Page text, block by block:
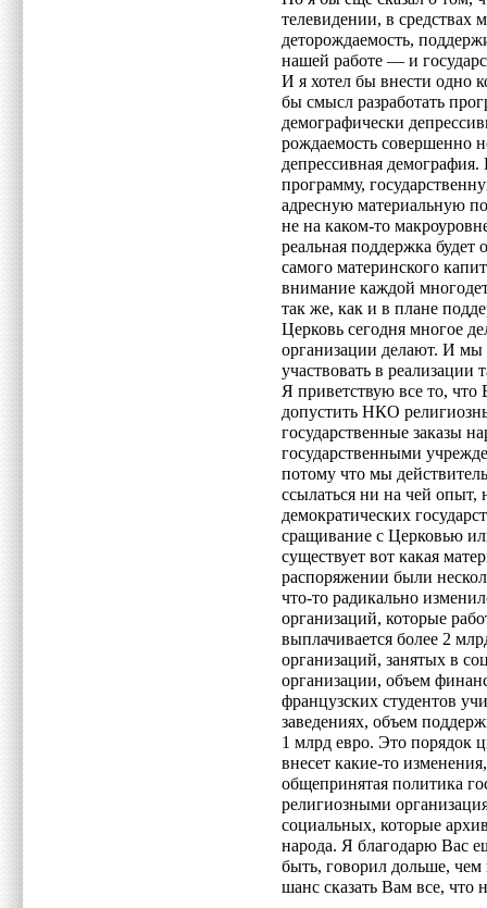
телевидении, в средствах
деторождаемость,
нашей работе — и
И я хотел бы внести одно
бы смысл разработать
демографически
рождаемость совершенно
депрессивная
программу,
адресную материальную
не на каком-то
реальная поддержка будет
самого материнского
внимание каждой
так же, как и в плане
Церковь сегодня многое
организации делают. И мы
участвовать в реализации
Я приветствую все то,
допустить НКО
государственные заказы
государственными
потому что мы
ссылаться ни на чей
демократических
сращивание с Церковью
существует вот какая
распоряжении были
что-то радикально
организаций, которые
выплачивается более 2
организаций, занятых в
организации, объем
французских студентов
заведениях, объем
1 млрд евро. Это порядок
внесет какие-то
общепринятая политика
религиозными
социальных, которые
народа. Я благодарю Вас
быть, говорил дольше, чем
шанс сказать Вам все, что